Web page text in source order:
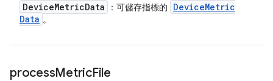
DeviceMetricData ：可儲存指標的 DeviceMetric
Data 。
processMetricFile